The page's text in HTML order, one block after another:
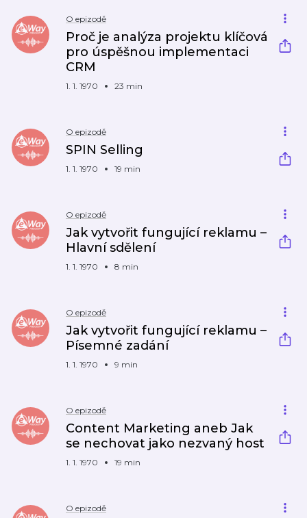
O epizodě
Proč je analýza projektu klíčová
pro úspěšnou implementaci
CRM
1. 1. 1970 23 min
O epizodě
SPIN Selling
1. 1. 1970 19 min
O epizodě
Jak vytvořit fungující reklamu –
Hlavní sdělení
1. 1. 1970 8 min
O epizodě
Jak vytvořit fungující reklamu –
Písemné zadání
1. 1. 1970 9 min
O epizodě
Content Marketing aneb Jak
se nechovat jako nezvaný host
1. 1. 1970 19 min
O epizodě